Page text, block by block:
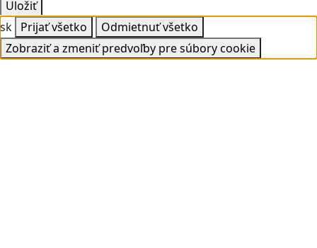
Uložiť
sk Prijať všetko
Odmietnuť všetko
Zobraziť a zmeniť predvoľby pre súbory cookie